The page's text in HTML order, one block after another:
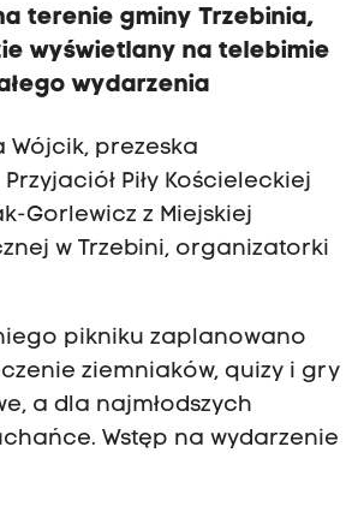
terenie gminy Trzebinia,
wyświetlany na telebimie
wydarzenia
Wójcik, prezeska
Piły Kościeleckiej
Gorlewicz z Miejskiej
w Trzebini, organizatorki
pikniku zaplanowano
ziemniaków, quizy i gry
a dla najmłodszych
Wstęp na wydarzenie